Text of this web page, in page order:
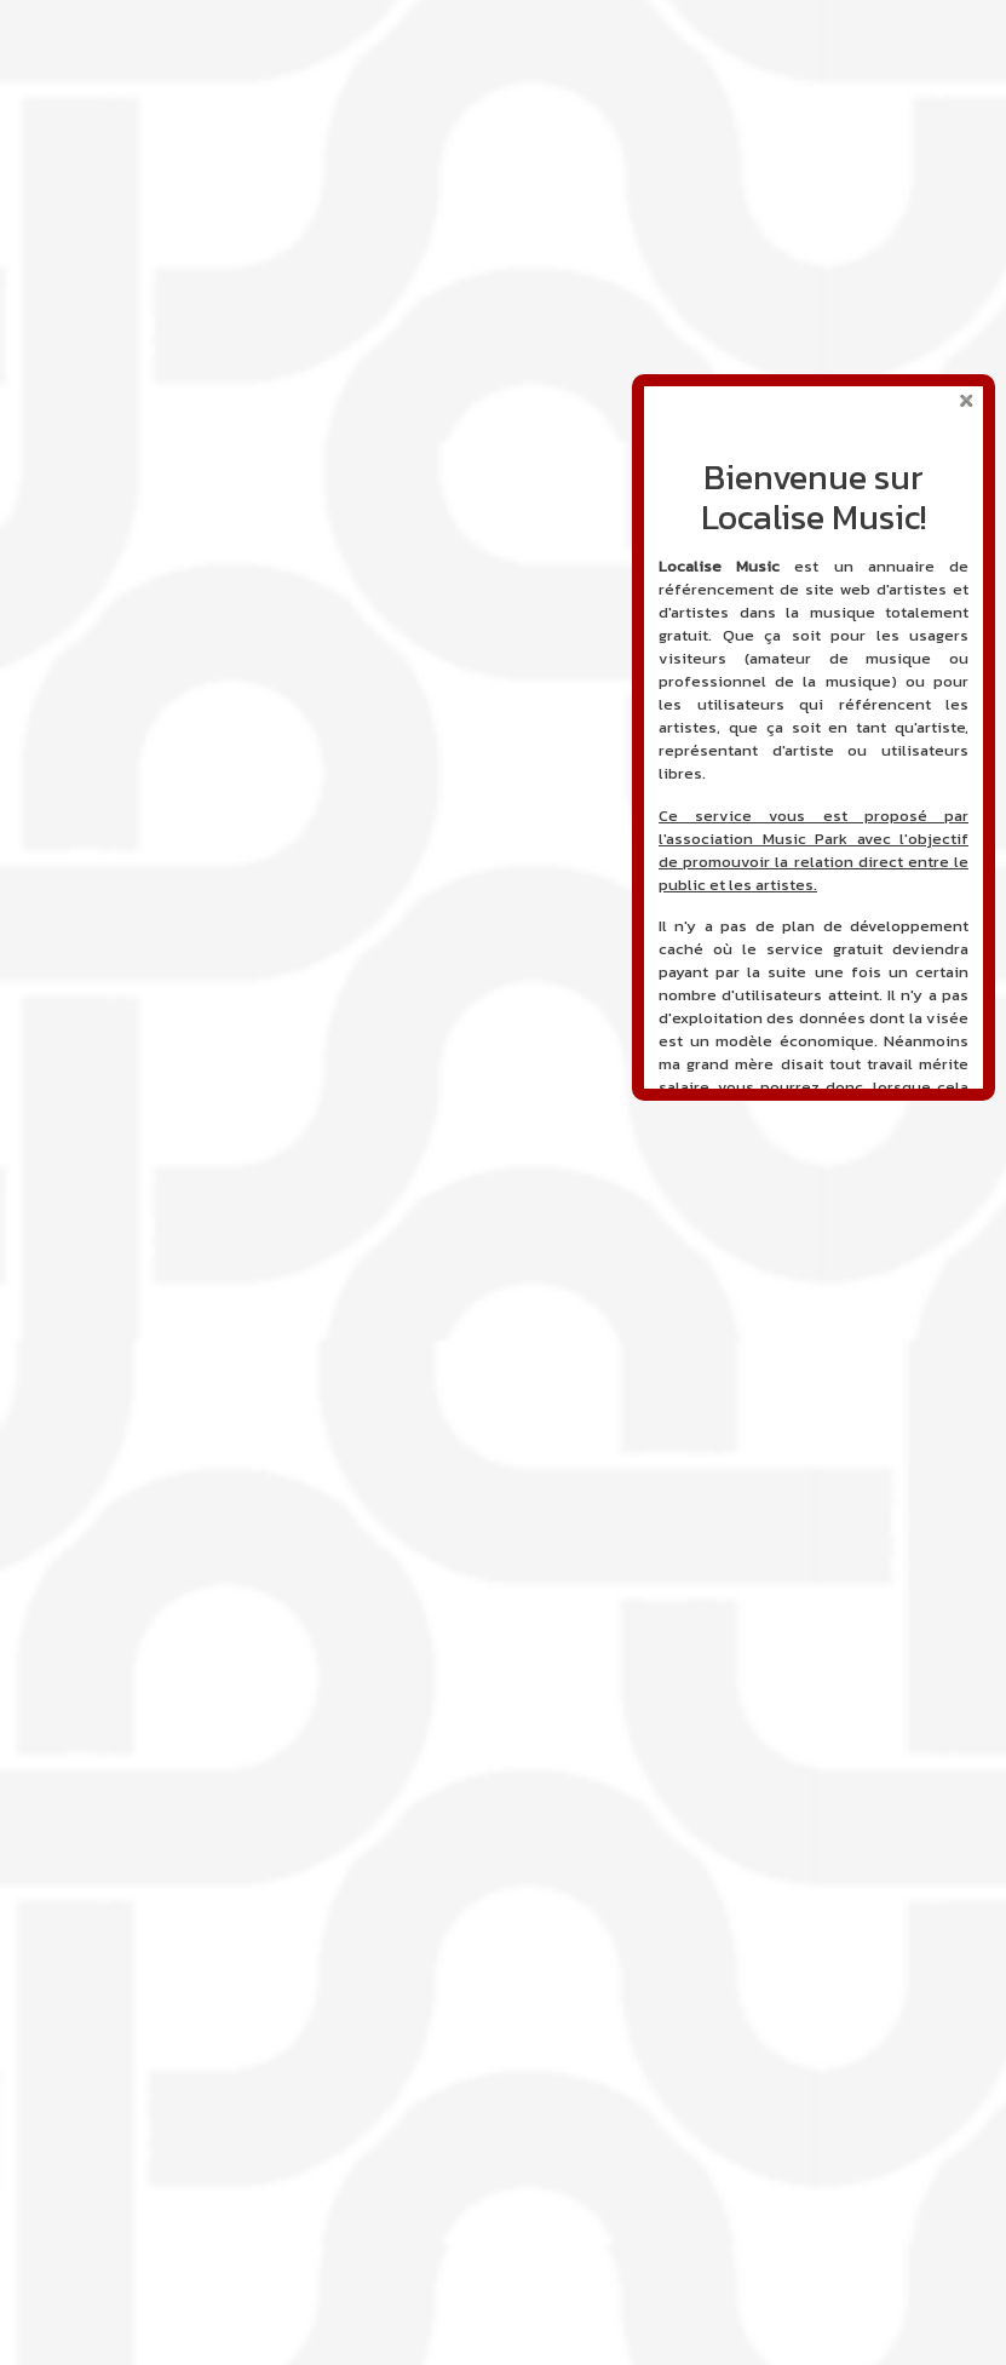
Bienvenue sur
Localise Music!
Localise Music est un annuaire de
référencement de site web d'artistes et
d'artistes dans la musique totalement
gratuit. Que ça soit pour les usagers
visiteurs (amateur de musique ou
professionnel de la musique) ou pour
les utilisateurs qui référencent les
artistes, que ça soit en tant qu'artiste,
représentant d'artiste ou utilisateurs
libres.
Ce service vous est proposé par
l'association Music Park avec l'objectif
de promouvoir la relation direct entre le
public et les artistes.
Il n'y a pas de plan de développement
caché où le service gratuit deviendra
payant par la suite une fois un certain
nombre d'utilisateurs atteint. Il n'y a pas
d'exploitation des données dont la visée
est un modèle économique. Néanmoins
ma grand mère disait tout travail mérite
salaire, vous pourrez donc, lorsque cela